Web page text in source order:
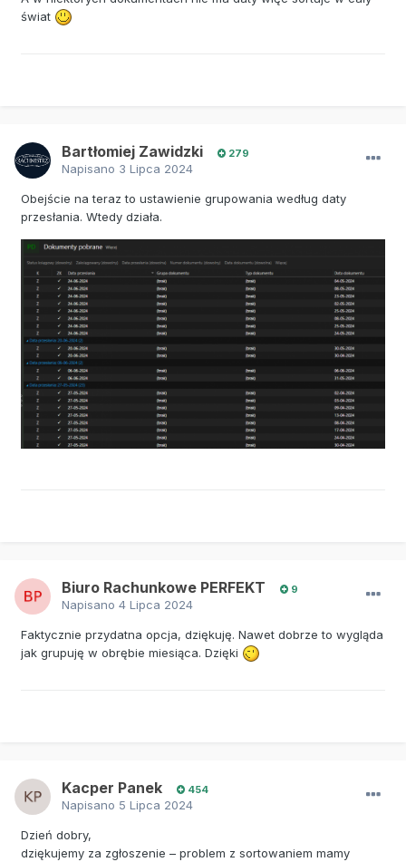
świat
Bartłomiej Zawidzki 279
Napisano 3 Lipca 2024
Obejście na teraz to ustawienie grupowania według daty
przesłania. Wtedy działa.
Biuro Rachunkowe PERFEKT 9
Napisano 4 Lipca 2024
Faktycznie przydatna opcja, dziękuję. Nawet dobrze to wygląda
jak grupuję w obrębie miesiąca. Dzięki
Kacper Panek 454
Napisano 5 Lipca 2024
Dzień dobry,
dziękujemy za zgłoszenie – problem z sortowaniem mamy